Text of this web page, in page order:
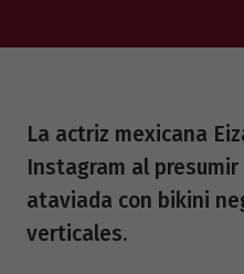
La actriz mexicana
Instagram al
ataviada con bikini
verticales.